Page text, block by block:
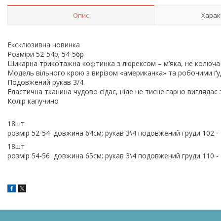
Опис
Ексклюзивна новинка
Розміри 52-54р; 54-56р
Шикарна трикотажна кофтинка з люрексом – м’яка, не
Модель вільного крою з вирізом «американка» та робочими
Подовжений рукав 3/4.
Еластична тканина чудово сідає, ніде не тисне гарно
Колір капучино
18шт
розмір 52-54 довжина 64см; рукав 3\4 подовжений груди 102
18шт
розмір 54-56 довжина 65см; рукав 3\4 подовжений груди 110 -